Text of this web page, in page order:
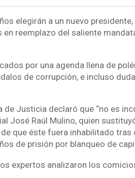
elegirán a un nuevo presidente,
reemplazo del saliente
por una agenda llena de
de corrupción, e incluso
de Justicia declaró que “no es
José Raúl Mulino, quien
que éste fuera inhabilitado tras
de prisión por blanqueo de
expertos analizaron los